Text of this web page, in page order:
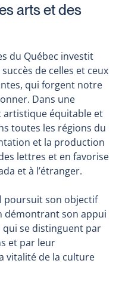
arts et des
du Québec investit
de celles et ceux
qui forgent notre
Dans une
artistique équitable et
toutes les régions du
et la production
lettres et en favorise
et à l’étranger.
poursuit son objectif
démontrant son appui
se distinguent par
et par leur
vitalité de la culture